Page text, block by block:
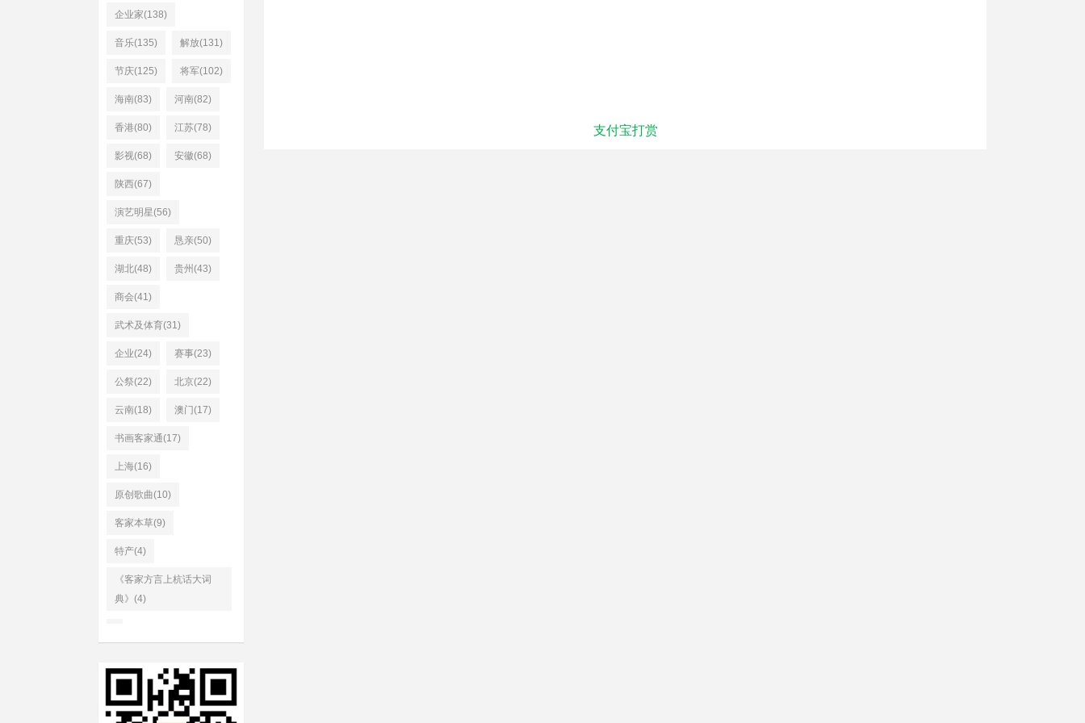
企业家(138)
音乐(135) 解放(131)
节庆(125) 将军(102)
海南(83) 河南(82)
香港(80) 江苏(78)
影视(68) 安徽(68)
陕西(67)
演艺明星(56)
重庆(53) 恳亲(50)
湖北(48) 贵州(43)
商会(41)
武术及体育(31)
企业(24) 赛事(23)
公祭(22) 北京(22)
云南(18) 澳门(17)
书画客家通(17)
上海(16)
原创歌曲(10)
客家本草(9)
特产(4)
《客家方言上杭话大词
典》(4)
支付宝打赏